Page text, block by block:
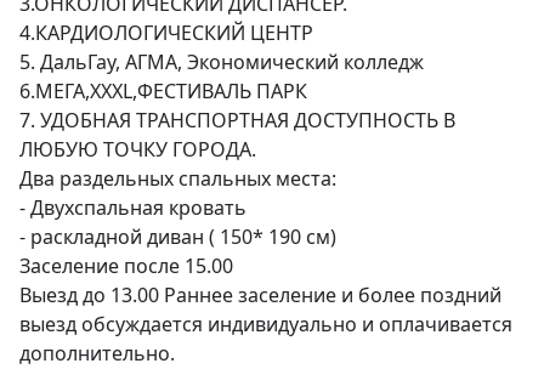
4.КАРДИОЛОГИЧЕСКИЙ ЦЕНТР
5. ДальГау, АГМА, Экономический колледж
6.МЕГА,XXXL,ФЕСТИВАЛЬ ПАРК
7. УДОБНАЯ ТРАНСПОРТНАЯ ДОСТУПНОСТЬ В
ЛЮБУЮ ТОЧКУ ГОРОДА.
Два раздельных спальных места:
- Двухспальная кровать
- раскладной диван ( 150* 190 см)
Заселение после 15.00
Выезд до 13.00 Раннее заселение и более поздний
выезд обсуждается индивидуально и оплачивается
дополнительно.